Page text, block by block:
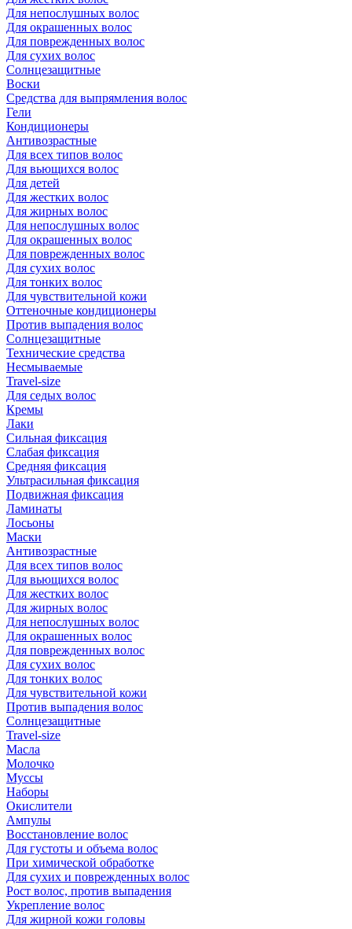
Для непослушных волос
Для окрашенных волос
Для поврежденных волос
Для сухих волос
Солнцезащитные
Воски
Средства для выпрямления волос
Гели
Кондиционеры
Антивозрастные
Для всех типов волос
Для вьющихся волос
Для детей
Для жестких волос
Для жирных волос
Для непослушных волос
Для окрашенных волос
Для поврежденных волос
Для сухих волос
Для тонких волос
Для чувствительной кожи
Оттеночные кондиционеры
Против выпадения волос
Солнцезащитные
Технические средства
Несмываемые
Travel-size
Для седых волос
Кремы
Лаки
Сильная фиксация
Слабая фиксация
Средняя фиксация
Ультрасильная фиксация
Подвижная фиксация
Ламинаты
Лосьоны
Маски
Антивозрастные
Для всех типов волос
Для вьющихся волос
Для жестких волос
Для жирных волос
Для непослушных волос
Для окрашенных волос
Для поврежденных волос
Для сухих волос
Для тонких волос
Для чувствительной кожи
Против выпадения волос
Солнцезащитные
Travel-size
Масла
Молочко
Муссы
Наборы
Окислители
Ампулы
Восстановление волос
Для густоты и объема волос
При химической обработке
Для сухих и поврежденных волос
Рост волос, против выпадения
Укрепление волос
Для жирной кожи головы